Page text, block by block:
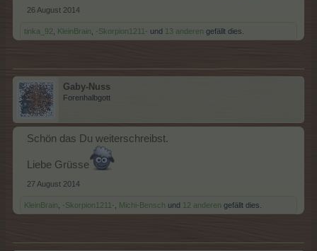
26 August 2014
tinka_92 KleinBrain -Skorpion1211- und 13 anderen gefällt dies.
Gaby-Nuss
Forenhalbgott
Schön das Du weiterschreibst.
Liebe Grüsse
27 August 2014
KleinBrain -Skorpion1211- Michi-Bensch und 12 anderen gefällt dies.